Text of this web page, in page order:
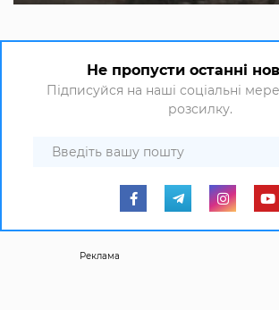
Не пропусти останні
Підписуйся на наші соціальні
розсилку.
Реклама